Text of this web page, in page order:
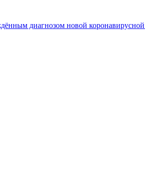
диагнозом новой